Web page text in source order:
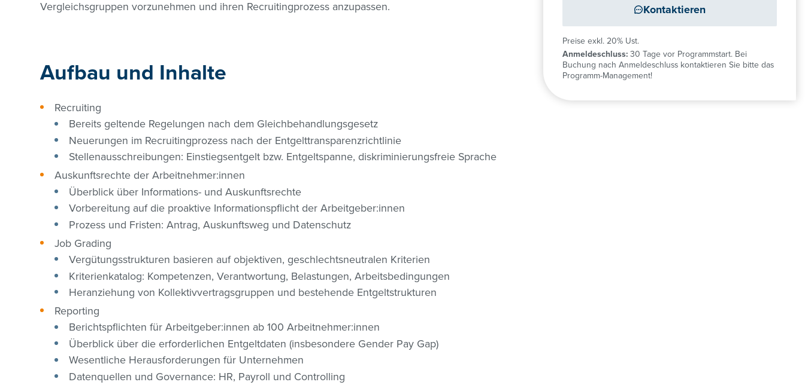
Vergleichsgruppen vorzunehmen und ihren Recruitingprozess anzupassen.
Aufbau und Inhalte
Recruiting
Bereits geltende Regelungen nach dem Gleichbehandlungsgesetz
Neuerungen im Recruitingprozess nach der Entgelttransparenzrichtlinie
Stellenausschreibungen: Einstiegsentgelt bzw. Entgeltspanne, diskriminierungsfreie Sprache
Auskunftsrechte der Arbeitnehmer:innen
Überblick über Informations- und Auskunftsrechte
Vorbereitung auf die proaktive Informationspflicht der Arbeitgeber:innen
Prozess und Fristen: Antrag, Auskunftsweg und Datenschutz
Job Grading
Vergütungsstrukturen basieren auf objektiven, geschlechtsneutralen Kriterien
Kriterienkatalog: Kompetenzen, Verantwortung, Belastungen, Arbeitsbedingungen
Heranziehung von Kollektivvertragsgruppen und bestehende Entgeltstrukturen
Reporting
Berichtspflichten für Arbeitgeber:innen ab 100 Arbeitnehmer:innen
Überblick über die erforderlichen Entgeltdaten (insbesondere Gender Pay Gap)
Wesentliche Herausforderungen für Unternehmen
Datenquellen und Governance: HR, Payroll und Controlling
Kontaktieren
Preise exkl. 20% Ust.
Anmeldeschluss: 30 Tage vor Programmstart. Bei
Buchung nach Anmeldeschluss kontaktieren Sie bitte das
Programm-Management!